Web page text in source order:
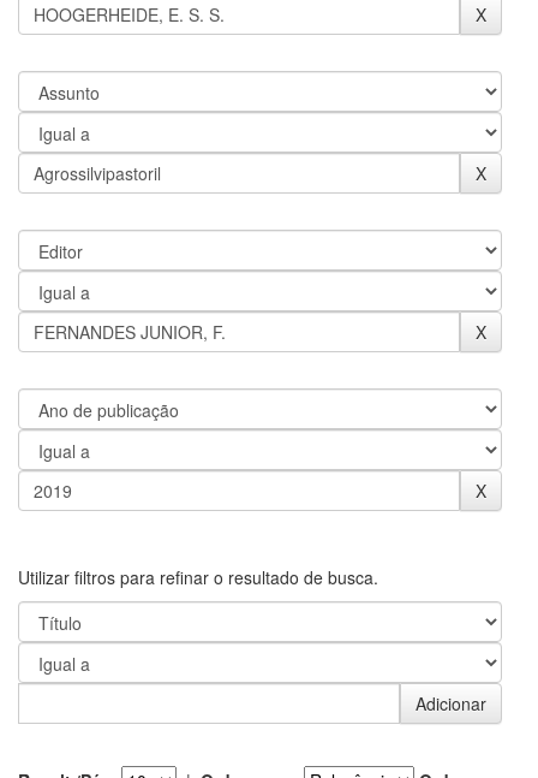
Utilizar filtros para refinar o resultado de busca.